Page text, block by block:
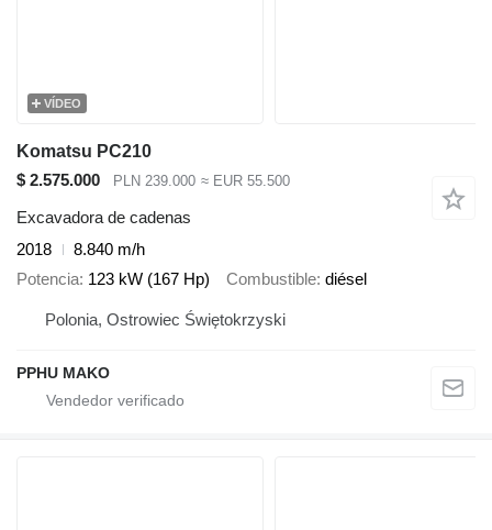
VÍDEO
Komatsu PC210
$ 2.575.000
PLN 239.000 ≈ EUR 55.500
Excavadora de cadenas
2018
8.840 m/h
Potencia 123 kW (167 Hp) Combustible diésel
Polonia, Ostrowiec Świętokrzyski
PPHU MAKO